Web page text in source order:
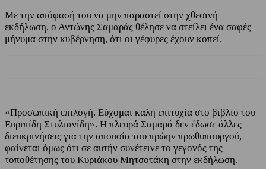
Με την απόφασή του να μην παραστεί στην χθεσινή
εκδήλωση, ο Αντώνης Σαμαράς θέλησε να στείλει ένα σαφές
μήνυμα στην κυβέρνηση, ότι οι γέφυρες έχουν κοπεί.
«Προσωπική επιλογή. Εύχομαι καλή επιτυχία στο βιβλίο του
Ευριπίδη Στυλιανίδη». Η πλευρά Σαμαρά δεν έδωσε άλλες
διευκρινήσεις για την απουσία του πρώην πρωθυπουργού,
φαίνεται όμως ότι σε αυτήν συνέτεινε το γεγονός της
τοποθέτησης του Κυριάκου Μητσοτάκη στην εκδήλωση.